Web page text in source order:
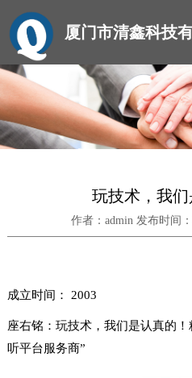
厦门市清鑫科技
玩技术，我们
作者：admin 发布时间
成立时间： 2003
座右铭：玩技术，我们是认真的
听平台服务商”